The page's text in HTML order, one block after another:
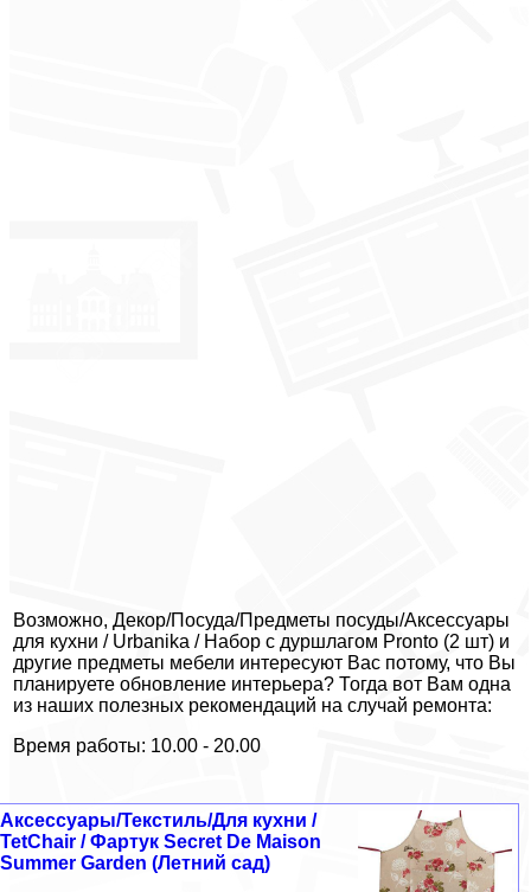
Возможно, Декор/Посуда/Предметы посуды/Аксессуары
для кухни / Urbanika / Набор с дуршлагом Pronto (2 шт) и
другие предметы мебели интересуют Вас потому, что Вы
планируете обновление интерьера? Тогда вот Вам одна
из наших полезных рекомендаций на случай ремонта:
Время работы: 10.00 - 20.00
Аксессуары/Текстиль/Для кухни /
TetChair / Фартук Secret De Maison
Summer Garden (Летний сад)